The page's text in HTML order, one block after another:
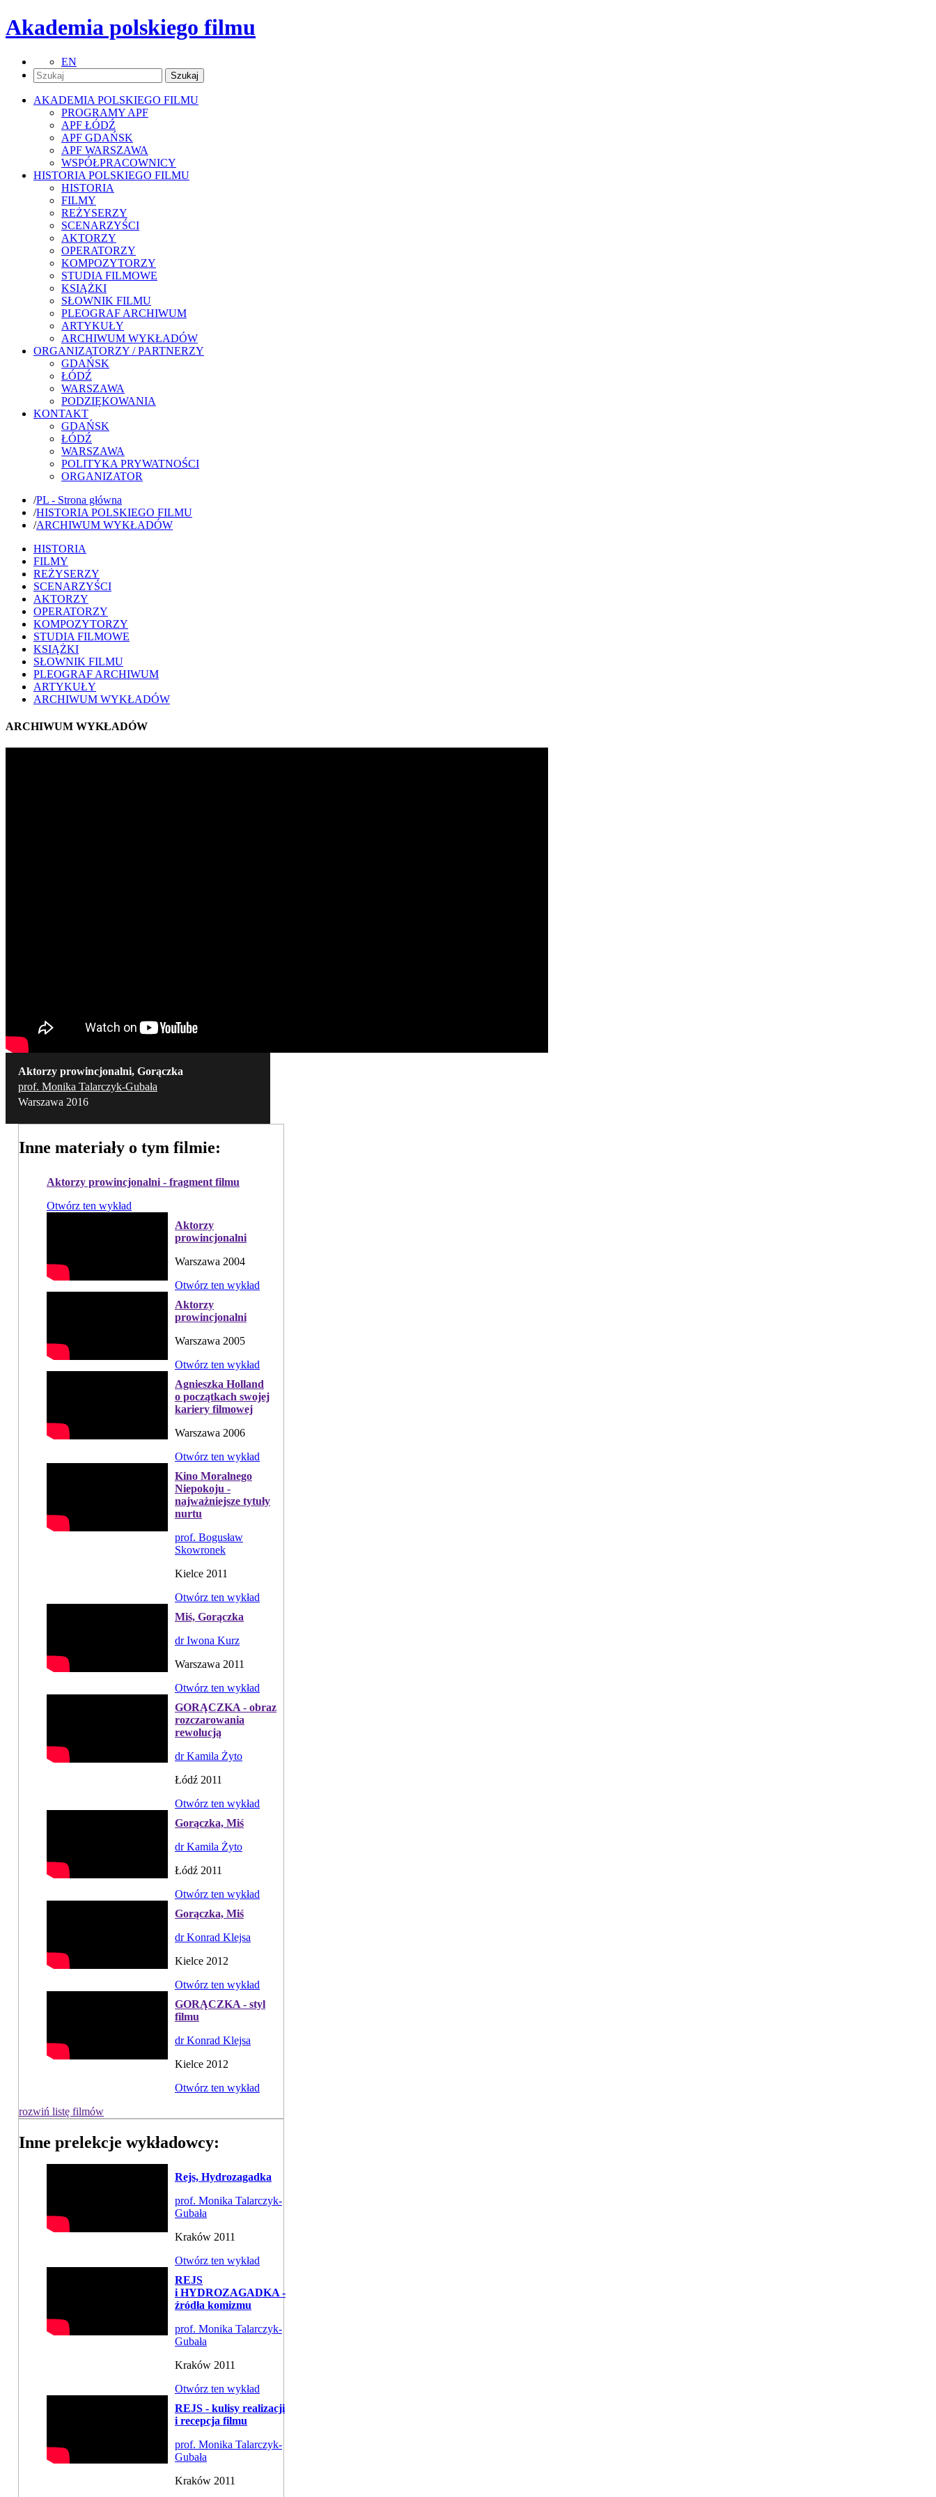
Akademia polskiego filmu
EN
AKADEMIA POLSKIEGO FILMU
PROGRAMY APF
APF ŁÓDŹ
APF GDAŃSK
APF WARSZAWA
WSPÓŁPRACOWNICY
HISTORIA POLSKIEGO FILMU
HISTORIA
FILMY
REŻYSERZY
SCENARZYŚCI
AKTORZY
OPERATORZY
KOMPOZYTORZY
STUDIA FILMOWE
KSIĄŻKI
SŁOWNIK FILMU
PLEOGRAF ARCHIWUM
ARTYKUŁY
ARCHIWUM WYKŁADÓW
ORGANIZATORZY / PARTNERZY
GDAŃSK
ŁÓDŹ
WARSZAWA
PODZIĘKOWANIA
KONTAKT
GDAŃSK
ŁÓDŹ
WARSZAWA
POLITYKA PRYWATNOŚCI
ORGANIZATOR
/PL - Strona główna
/HISTORIA POLSKIEGO FILMU
/ARCHIWUM WYKŁADÓW
HISTORIA
FILMY
REŻYSERZY
SCENARZYŚCI
AKTORZY
OPERATORZY
KOMPOZYTORZY
STUDIA FILMOWE
KSIĄŻKI
SŁOWNIK FILMU
PLEOGRAF ARCHIWUM
ARTYKUŁY
ARCHIWUM WYKŁADÓW
ARCHIWUM WYKŁADÓW
Aktorzy prowincjonalni, Gorączka
prof. Monika Talarczyk-Gubała
Warszawa 2016
Inne materiały o tym filmie:
Aktorzy prowincjonalni - fragment filmu
Otwórz ten wykład
Aktorzy
prowincjonalni
Warszawa 2004
Otwórz ten wykład
Aktorzy
prowincjonalni
Warszawa 2005
Otwórz ten wykład
Agnieszka Holland
o początkach swojej
kariery filmowej
Warszawa 2006
Otwórz ten wykład
Kino Moralnego
Niepokoju -
najważniejsze tytuły
nurtu
prof. Bogusław
Skowronek
Kielce 2011
Otwórz ten wykład
Miś, Gorączka
dr Iwona Kurz
Warszawa 2011
Otwórz ten wykład
GORĄCZKA - obraz
rozczarowania
rewolucją
dr Kamila Żyto
Łódź 2011
Otwórz ten wykład
Gorączka, Miś
dr Kamila Żyto
Łódź 2011
Otwórz ten wykład
Gorączka, Miś
dr Konrad Klejsa
Kielce 2012
Otwórz ten wykład
GORĄCZKA - styl
filmu
dr Konrad Klejsa
Kielce 2012
Otwórz ten wykład
rozwiń listę filmów
Inne prelekcje wykładowcy:
Rejs, Hydrozagadka
prof. Monika Talarczyk-
Gubała
Kraków 2011
Otwórz ten wykład
REJS
i HYDROZAGADKA -
źródła komizmu
prof. Monika Talarczyk-
Gubała
Kraków 2011
Otwórz ten wykład
REJS - kulisy realizacji
i recepcja filmu
prof. Monika Talarczyk-
Gubała
Kraków 2011